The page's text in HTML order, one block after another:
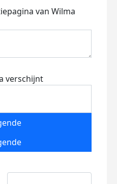
van Wilma
verschijnt